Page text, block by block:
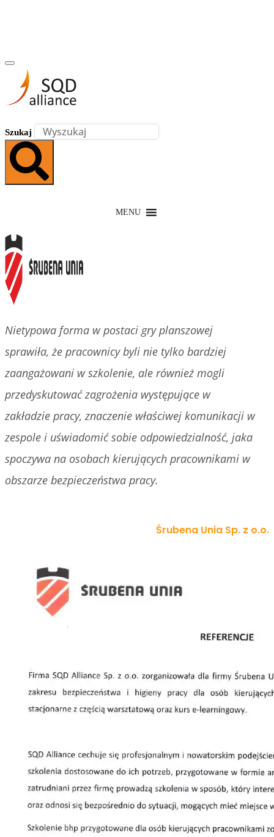
Szukaj
MENU
Nietypowa forma w postaci gry planszowej
sprawiła, że pracownicy byli nie tylko bardziej
zaangażowani w szkolenie, ale również mogli
przedyskutować zagrożenia występujące w
zakładzie pracy, znaczenie właściwej komunikacji w
zespole i uświadomić sobie odpowiedzialność, jaka
spoczywa na osobach kierujących pracownikami w
obszarze bezpieczeństwa pracy.
Śrubena Unia Sp. z o.o.